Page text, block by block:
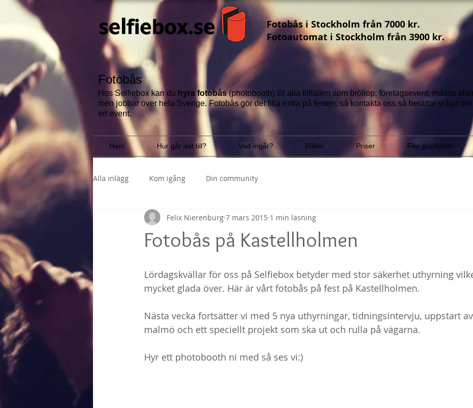
Fotobås i Stockholm från 7000 kr.
Fotoautomat i Stockholm från 3900 kr.
Fotobås
Hos Selfiebox kan du hyra fotobås(photobooth) till alla tillfällen som bröllop, företagsevent, mässa
men jobbar över hela Sverige.Fotobås gör det lilla extra på festen, så kontakta oss så berättar vi hur det
ert event.
Hem Hur går det till? Vad ingår? Bilder Priser Fler produkter
Alla inlägg Kom igång Din community
Fotobås på Kastellholmen
Felix Nierenburg 7 mars 2015 1 min läsning
Lördagskvällar för oss på Selfiebox betyder med stor säkerhet uthyrning
mycket glada över. Här är vårt fotobås på fest på Kastellholmen.
Nästa vecka fortsätter vi med 5 nya uthyrningar, tidningsintervju, uppstart
malmö och ett speciellt projekt som ska ut och rulla på vägarna.
Hyr ett photobooth ni med så ses vi:)